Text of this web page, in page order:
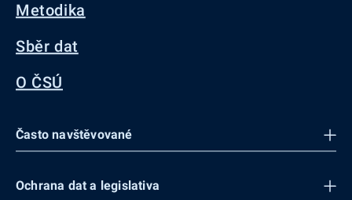
Metodika
Sběr dat
O ČSÚ
Často navštěvované
Ochrana dat a legislativa